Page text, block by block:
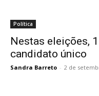
Política
Nestas eleições,
candidato único
Sandra Barreto - 2 de